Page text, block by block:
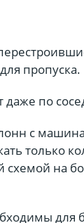
пропуска.
даже по
с
только
на
для